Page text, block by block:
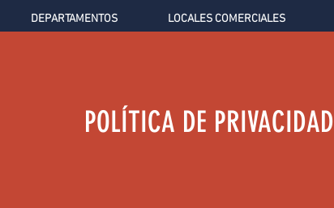
DEPARTAMENTOS LOCALES COMERCIALES
POLÍTICA DE PRIVACIDAD